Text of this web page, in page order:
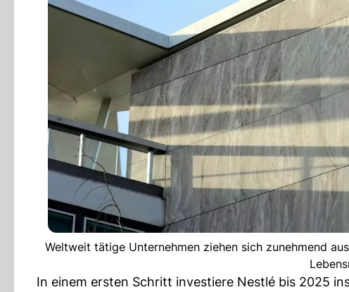
Weltweit tätige Unternehmen ziehen sich zunehmend
In einem ersten Schritt investiere Nestlé bis 2025